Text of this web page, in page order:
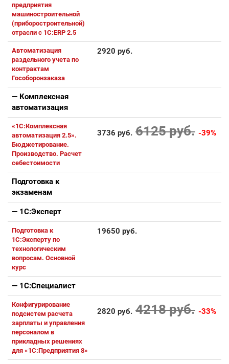
предприятия
машиностроительной
(приборостроительной)
отрасли с 1С:ERP 2.5
Автоматизация
раздельного учета по
контрактам
Гособоронзаказа
2920 руб.
— Комплексная
автоматизация
«1С:Комплексная
автоматизация 2.5».
Бюджетирование.
Производство. Расчет
себестоимости
3736 руб. 6125 руб. -39%
Подготовка к
экзаменам
— 1С:Эксперт
Подготовка к
1С:Эксперту по
технологическим
вопросам. Основной
курс
19650 руб.
— 1С:Специалист
Конфигурирование
подсистем расчета
зарплаты и управления
персоналом в
прикладных решениях
для «1С:Предприятия 8»
2820 руб. 4218 руб. -33%